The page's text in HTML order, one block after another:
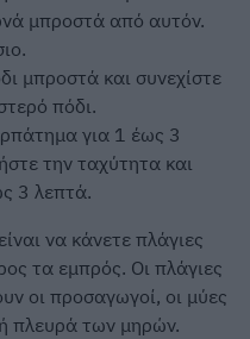
μπροστά από αυτόν.
μπροστά και συνεχίστε
πόδι.
για 1 έως 3
την ταχύτητα και
3 λεπτά.
να κάνετε πλάγιες
τα εμπρός. Οι πλάγιες
οι προσαγωγοί, οι μύες
πλευρά των μηρών.